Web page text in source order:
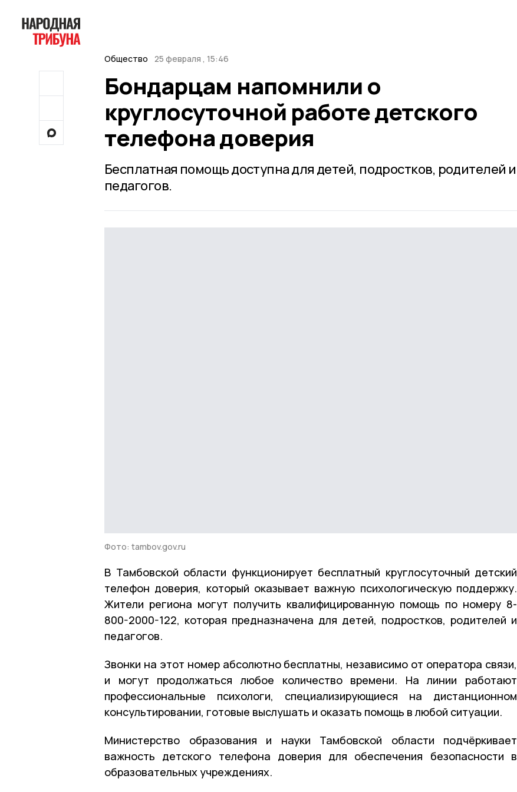
Общество 25 февраля , 15:46
Бондарцам напомнили о
круглосуточной работе детского
телефона доверия
Бесплатная помощь доступна для детей, подростков, родителей и
педагогов.
Фото: tambov.gov.ru
В Тамбовской области функционирует бесплатный круглосуточный детский
телефон доверия, который оказывает важную психологическую поддержку.
Жители региона могут получить квалифицированную помощь по номеру 8-
800-2000-122, которая предназначена для детей, подростков, родителей и
педагогов.
Звонки на этот номер абсолютно бесплатны, независимо от оператора связи,
и могут продолжаться любое количество времени. На линии работают
профессиональные психологи, специализирующиеся на дистанционном
консультировании, готовые выслушать и оказать помощь в любой ситуации.
Министерство образования и науки Тамбовской области подчёркивает
важность детского телефона доверия для обеспечения безопасности в
образовательных учреждениях.